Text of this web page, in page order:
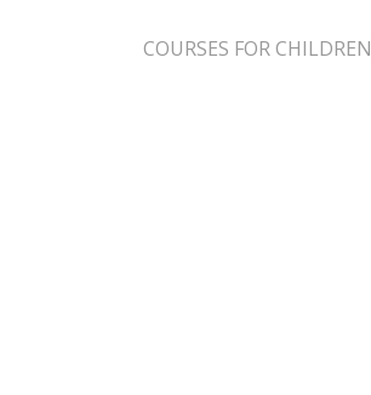
COURSES FOR CHILDREN